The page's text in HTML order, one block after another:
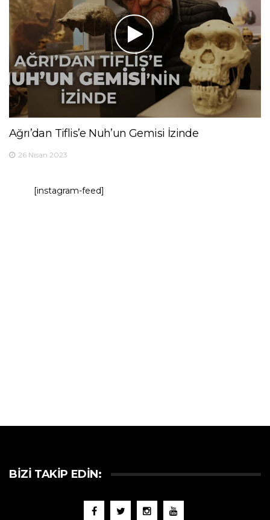
Ağrı’dan Tiflis’e Nuh’un Gemisi İzinde
26 Nisan 2023
[instagram-feed]
BIZI TAKIP EDIN: